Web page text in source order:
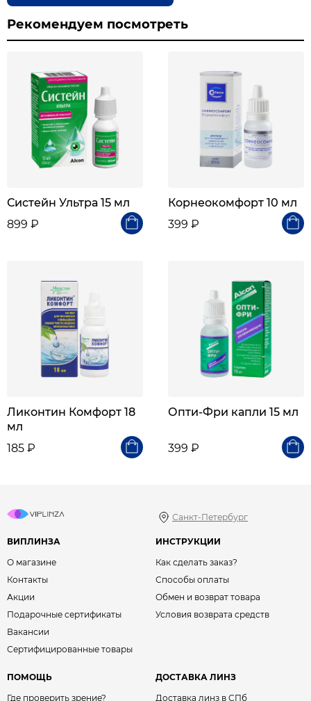
Рекомендуем посмотреть
Систейн Ультра 15 мл
899 ₽
Корнеокомфорт 10 мл
399 ₽
Ликонтин Комфорт 18
мл
185 ₽
Опти-Фри капли 15 мл
399 ₽
Санкт-Петербург
ВИПЛИНЗА
О магазине
Контакты
Акции
Подарочные сертификаты
Вакансии
Сертифицированные товары
ИНСТРУКЦИИ
Как сделать заказ?
Способы оплаты
Обмен и возврат товара
Условия возврата средств
ПОМОЩЬ
Где проверить зрение?
ДОСТАВКА ЛИНЗ
Доставка линз в СПб